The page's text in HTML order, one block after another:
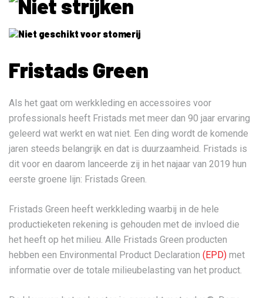
Fristads Green
Als het gaat om werkkleding en accessoires voor
professionals heeft Fristads met meer dan 90 jaar ervaring
geleerd wat werkt en wat niet. Een ding wordt de komende
jaren steeds belangrijk en dat is duurzaamheid. Fristads is
dit voor en daarom lanceerde zij in het najaar van 2019 hun
eerste groene lijn: Fristads Green.
Fristads Green heeft werkkleding waarbij in de hele
productieketen rekening is gehouden met de invloed die
het heeft op het milieu. Alle Fristads Green producten
hebben een Environmental Product Declaration (EPD) met
informatie over de totale milieubelasting van het product.